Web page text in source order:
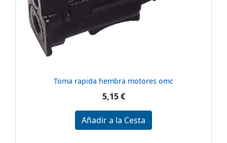
Toma rapida hembra motores omc
5,15 €
Añadir a la Cesta